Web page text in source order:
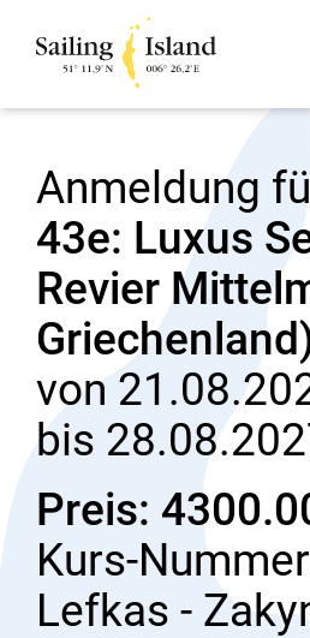
Anmeldung
43e: Luxus
Revier
von
bis
Preis:
Kurs-
Lefkas -